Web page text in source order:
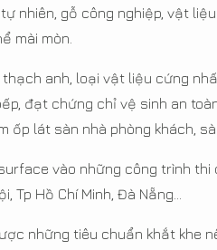
gỗ công nghiệp, vật liệu
mài mòn.
anh, loại vật liệu cứng
đạt chứng chỉ vệ sinh an
lát sàn nhà phòng khách,
vào những công trình
Hồ Chí Minh, Đà Nẵng...
những tiêu chuẩn khắt khe